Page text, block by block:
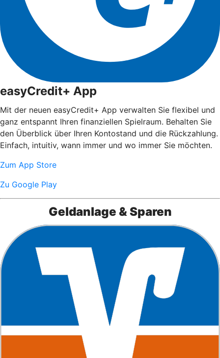
easyCredit+ App
Mit der neuen easyCredit+ App verwalten Sie flexibel und
ganz entspannt Ihren finanziellen Spielraum. Behalten Sie
den Überblick über Ihren Kontostand und die Rückzahlung.
Einfach, intuitiv, wann immer und wo immer Sie möchten.
Zum App Store
Zu Google Play
Geldanlage & Sparen